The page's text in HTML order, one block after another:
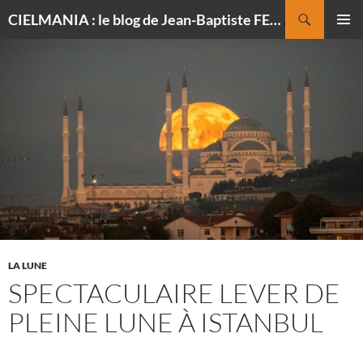
CIELMANIA : le blog de Jean-Baptiste FELDMANN, photographe du ciel
LA LUNE
SPECTACULAIRE LEVER DE
PLEINE LUNE À ISTANBUL